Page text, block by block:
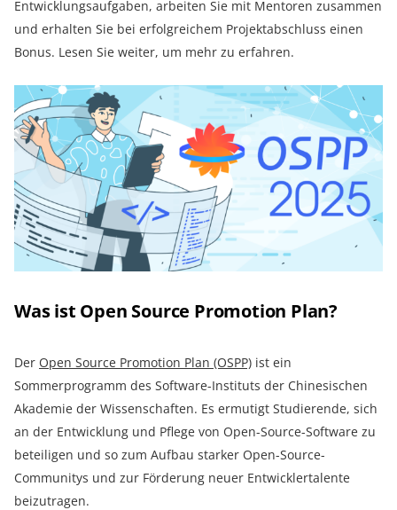
Entwicklungsaufgaben, arbeiten Sie mit Mentoren zusammen
und erhalten Sie bei erfolgreichem Projektabschluss einen
Bonus. Lesen Sie weiter, um mehr zu erfahren.
Was ist Open Source Promotion Plan?
Der Open Source Promotion Plan (OSPP) ist ein
Sommerprogramm des Software-Instituts der Chinesischen
Akademie der Wissenschaften. Es ermutigt Studierende, sich
an der Entwicklung und Pflege von Open-Source-Software zu
beteiligen und so zum Aufbau starker Open-Source-
Communitys und zur Förderung neuer Entwicklertalente
beizutragen.